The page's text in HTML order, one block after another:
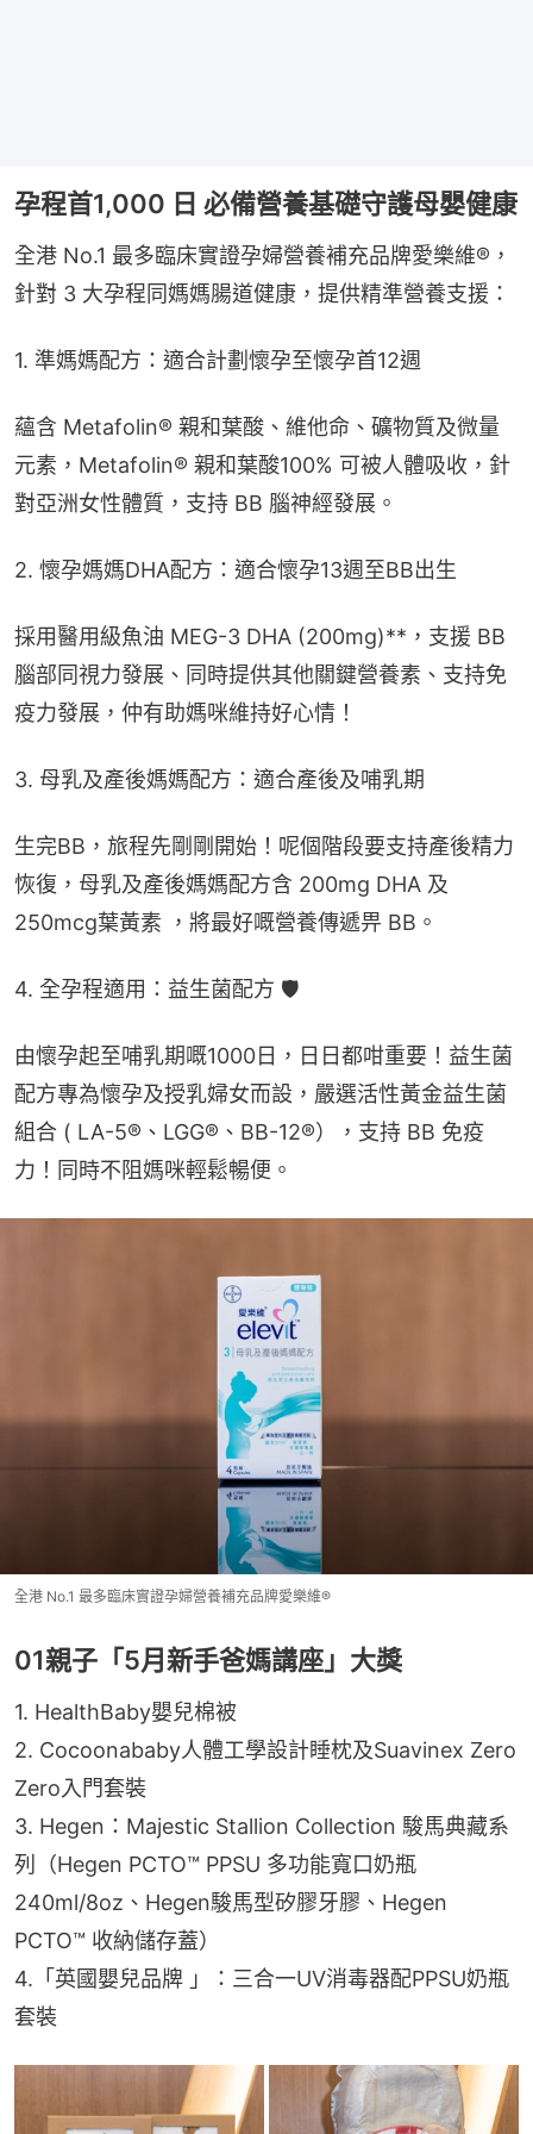
孕程首1,000 日 必備營養基礎守護母嬰健康
全港 No.1 最多臨床實證孕婦營養補充品牌愛樂維®，
針對 3 大孕程同媽媽腸道健康，提供精準營養支援：
1. 準媽媽配方：適合計劃懷孕至懷孕首12週
蘊含 Metafolin® 親和葉酸、維他命、礦物質及微量
元素，Metafolin® 親和葉酸100% 可被人體吸收，針
對亞洲女性體質，支持 BB 腦神經發展。
2. 懷孕媽媽DHA配方：適合懷孕13週至BB出生
採用醫用級魚油 MEG-3 DHA (200mg)**，支援 BB
腦部同視力發展、同時提供其他關鍵營養素、支持免
疫力發展，仲有助媽咪維持好心情！
3. 母乳及產後媽媽配方：適合產後及哺乳期
生完BB，旅程先剛剛開始！呢個階段要支持產後精力
恢復，母乳及產後媽媽配方含 200mg DHA 及
250mcg葉黃素 ，將最好嘅營養傳遞畀 BB。
4. 全孕程適用：益生菌配方 🛡️
由懷孕起至哺乳期嘅1000日，日日都咁重要！益生菌
配方專為懷孕及授乳婦女而設，嚴選活性黃金益生菌
組合 ( LA-5®、LGG®、BB-12®），支持 BB 免疫
力！同時不阻媽咪輕鬆暢便。
全港 No.1 最多臨床實證孕婦營養補充品牌愛樂維®
01親子「5月新手爸媽講座」大獎
1. HealthBaby嬰兒棉被
2. Cocoonababy人體工學設計睡枕及Suavinex Zero
Zero入門套裝
3. Hegen：Majestic Stallion Collection 駿馬典藏系
列（Hegen PCTO™ PPSU 多功能寬口奶瓶
240ml/8oz、Hegen駿馬型矽膠牙膠、Hegen
PCTO™ 收納儲存蓋）
4.「英國嬰兒品牌 」：三合一UV消毒器配PPSU奶瓶
套裝